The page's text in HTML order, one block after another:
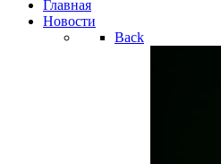
Главная
Новости
Back